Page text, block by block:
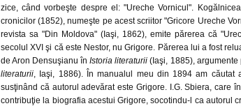
zice, când vorbeşte despre el: "Ureche Vornicul".
cronicilor (1852), numeşte pe acest scriitor "Gricore Ureche
revista sa "Din Moldova" (Iaşi, 1862), emite părerea că
secolul XVI şi că este Nestor, nu Grigore. Părerea lui a fost
de Aron Densuşianu înIstoria literaturii (Iaşi, 1885),
literaturii, Iaşi, 1886). În manualul meu din 1894 am căutat
susţinând că autorul adevărat este Grigore. I.G. Sbiera, care
contribuţie la biografia acestui Grigore, socotindu-l ca autorul